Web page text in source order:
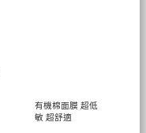
有機棉面膜 超低
敏 超舒適